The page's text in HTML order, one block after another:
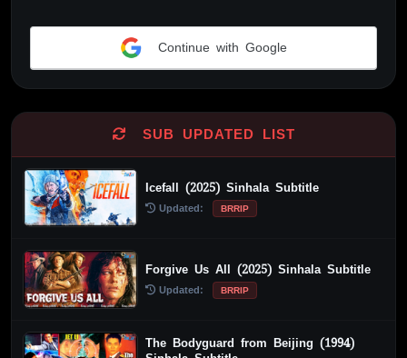
Continue with Google
SUB UPDATED LIST
Icefall (2025) Sinhala Subtitle
Updated: BRRIP
Forgive Us All (2025) Sinhala Subtitle
Updated: BRRIP
The Bodyguard from Beijing (1994)